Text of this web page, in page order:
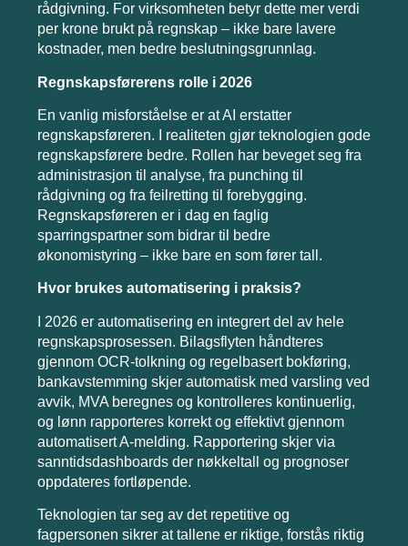
rådgivning. For virksomheten betyr dette mer verdi
per krone brukt på regnskap – ikke bare lavere
kostnader, men bedre beslutningsgrunnlag.
Regnskapsførerens rolle i 2026
En vanlig misforståelse er at AI erstatter
regnskapsføreren. I realiteten gjør teknologien gode
regnskapsførere bedre. Rollen har beveget seg fra
administrasjon til analyse, fra punching til
rådgivning og fra feilretting til forebygging.
Regnskapsføreren er i dag en faglig
sparringspartner som bidrar til bedre
økonomistyring – ikke bare en som fører tall.
Hvor brukes automatisering i praksis?
I 2026 er automatisering en integrert del av hele
regnskapsprosessen. Bilagsflyten håndteres
gjennom OCR-tolkning og regelbasert bokføring,
bankavstemming skjer automatisk med varsling ved
avvik, MVA beregnes og kontrolleres kontinuerlig,
og lønn rapporteres korrekt og effektivt gjennom
automatisert A-melding. Rapportering skjer via
sanntidsdashboards der nøkkeltall og prognoser
oppdateres fortløpende.
Teknologien tar seg av det repetitive og
fagpersonen sikrer at tallene er riktige, forstås riktig